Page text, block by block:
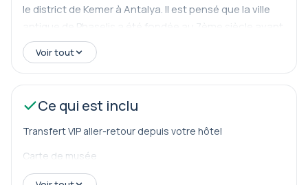
le district de Kemer à Antalya. Il est pensé que la ville
antique de Phaselis a été fondée au 7ème siècle avant
J.-C. par des colons de Rhodes. Selon la légende de sa
fondation, les colons rhodiens ont répondu aux
Phaselis, Théodore, a conduit un groupe de colons qui
adoraient le dieu Apollon de Phocée, un célèbre devin
de Rhodes. Phaselis était située dans une belle baie,
Voir tout
Ce qui est inclu
Transfert VIP aller-retour depuis votre hôtel
Carte de musée